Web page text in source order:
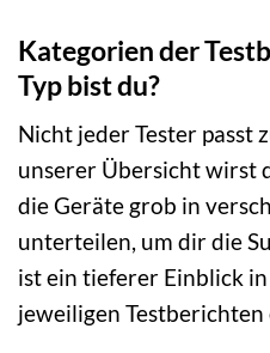
Kategorien der
Typ bist du?
Nicht jeder Tester passt
unserer Übersicht wirst
die Geräte grob in
unterteilen, um dir die
ist ein tieferer Einblick in
jeweiligen